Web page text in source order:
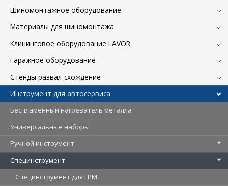
Шиномонтажное оборудование
Материалы для шиномонтажа
Клининговое оборудование LAVOR
Гаражное оборудование
Стенды развал-схождение
Инструмент для автосервиса
Беспламенный нагреватель металла
Универсальные наборы
Ручной инструмент
Специнструмент
Специнструмент для ГРМ